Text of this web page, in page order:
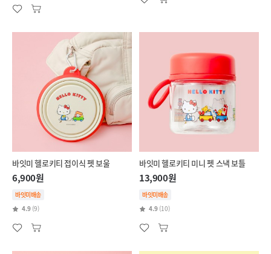
바잇미 헬로키티 접이식 펫 보울
6,900원
바잇미배송
4.9 (9)
바잇미 헬로키티 미니 펫 스낵 보틀
13,900원
바잇미배송
4.9 (10)